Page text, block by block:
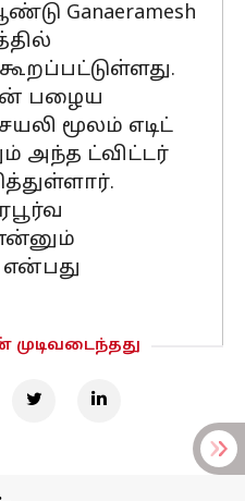
Ganaeramesh
பழைய
மூலம் எடிட்
அந்த ட்விட்டர்
முடிவடைந்தது